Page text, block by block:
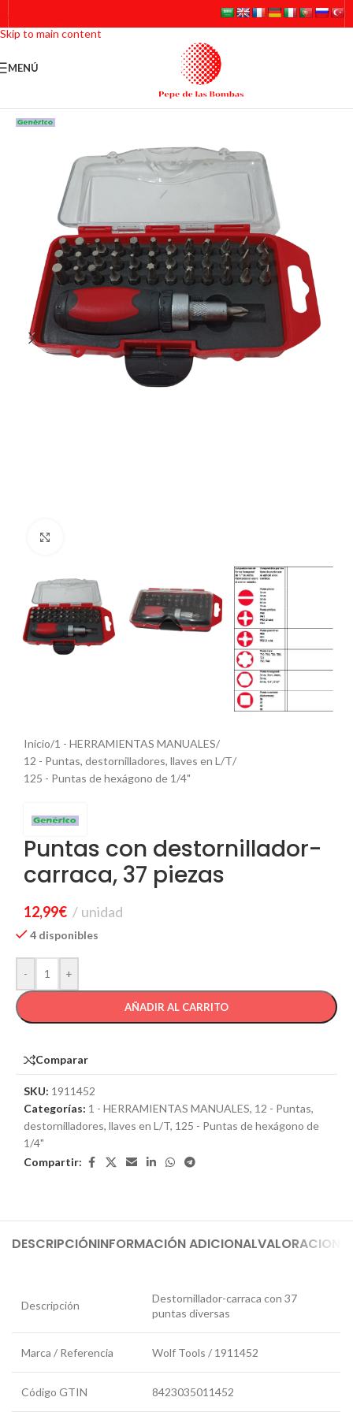
Skip to navigation
Skip to main content
MENÚ
Inicio/1 - HERRAMIENTAS MANUALES/
12 - Puntas, destornilladores, llaves en L/T/
125 - Puntas de hexágono de 1/4"
Puntas con destornillador-
carraca, 37 piezas
12,99€ unidad
4 disponibles
- +
AÑADIR AL CARRITO
Comparar
SKU: 1911452
Categorías: 1 - HERRAMIENTAS MANUALES, 12 - Puntas,
destornilladores, llaves en L/T, 125 - Puntas de hexágono de
1/4"
Compartir:
DESCRIPCIÓNINFORMACIÓN ADICIONAL
Descripción
Destornillador-carraca con 37
puntas diversas
Marca / Referencia Wolf Tools / 1911452
Código GTIN 8423035011452